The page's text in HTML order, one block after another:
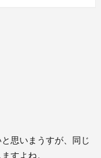
思いまうすが、同じ
ますよね。